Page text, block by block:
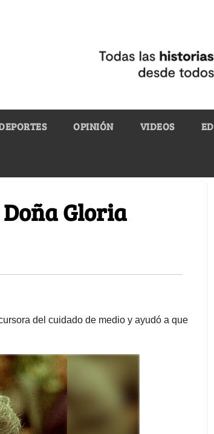
OPINIÓN VIDEOS
Doña Gloria
del cuidado de medio y ayudó a que